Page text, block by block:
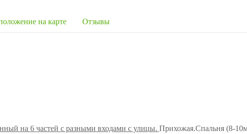
на карте Отзывы
на 6 частей с разными входами с улицы. Прихожая.Спальня (8-